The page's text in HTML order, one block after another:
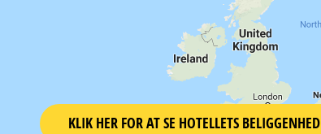
KLIK HER FOR AT SE HOTELLETS BELIGGENHED